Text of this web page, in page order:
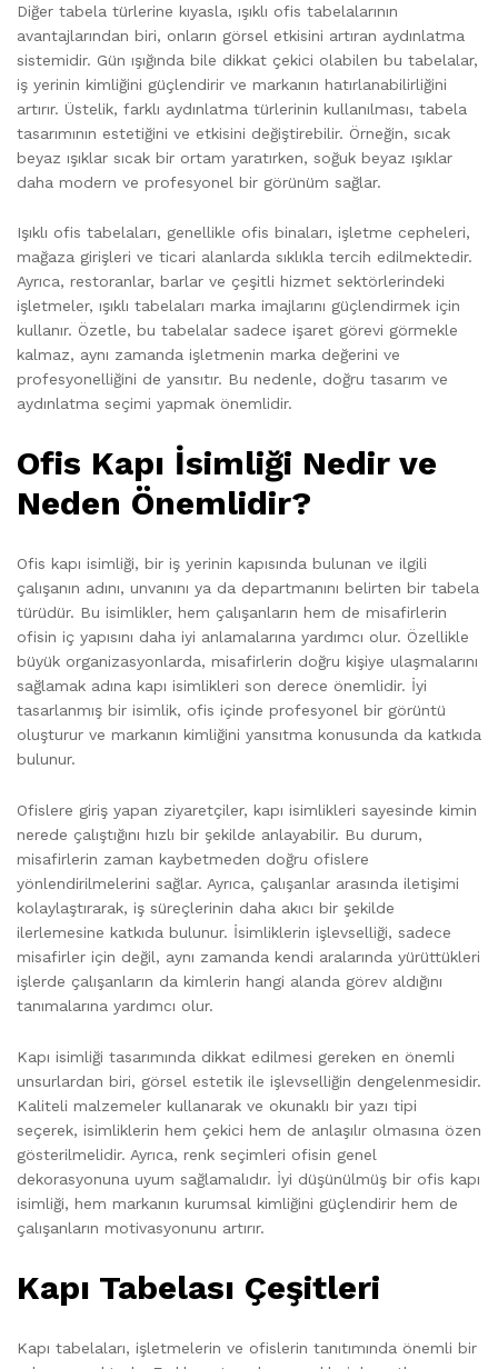
Diğer tabela türlerine kıyasla, ışıklı ofis tabelalarının
avantajlarından biri, onların görsel etkisini artıran aydınlatma
sistemidir. Gün ışığında bile dikkat çekici olabilen bu tabelalar,
iş yerinin kimliğini güçlendirir ve markanın hatırlanabilirliğini
artırır. Üstelik, farklı aydınlatma türlerinin kullanılması, tabela
tasarımının estetiğini ve etkisini değiştirebilir. Örneğin, sıcak
beyaz ışıklar sıcak bir ortam yaratırken, soğuk beyaz ışıklar
daha modern ve profesyonel bir görünüm sağlar.
Işıklı ofis tabelaları, genellikle ofis binaları, işletme cepheleri,
mağaza girişleri ve ticari alanlarda sıklıkla tercih edilmektedir.
Ayrıca, restoranlar, barlar ve çeşitli hizmet sektörlerindeki
işletmeler, ışıklı tabelaları marka imajlarını güçlendirmek için
kullanır. Özetle, bu tabelalar sadece işaret görevi görmekle
kalmaz, aynı zamanda işletmenin marka değerini ve
profesyonelliğini de yansıtır. Bu nedenle, doğru tasarım ve
aydınlatma seçimi yapmak önemlidir.
Ofis Kapı İsimliği Nedir ve
Neden Önemlidir?
Ofis kapı isimliği, bir iş yerinin kapısında bulunan ve ilgili
çalışanın adını, unvanını ya da departmanını belirten bir tabela
türüdür. Bu isimlikler, hem çalışanların hem de misafirlerin
ofisin iç yapısını daha iyi anlamalarına yardımcı olur. Özellikle
büyük organizasyonlarda, misafirlerin doğru kişiye ulaşmalarını
sağlamak adına kapı isimlikleri son derece önemlidir. İyi
tasarlanmış bir isimlik, ofis içinde profesyonel bir görüntü
oluşturur ve markanın kimliğini yansıtma konusunda da katkıda
bulunur.
Ofislere giriş yapan ziyaretçiler, kapı isimlikleri sayesinde kimin
nerede çalıştığını hızlı bir şekilde anlayabilir. Bu durum,
misafirlerin zaman kaybetmeden doğru ofislere
yönlendirilmelerini sağlar. Ayrıca, çalışanlar arasında iletişimi
kolaylaştırarak, iş süreçlerinin daha akıcı bir şekilde
ilerlemesine katkıda bulunur. İsimliklerin işlevselliği, sadece
misafirler için değil, aynı zamanda kendi aralarında yürüttükleri
işlerde çalışanların da kimlerin hangi alanda görev aldığını
tanımalarına yardımcı olur.
Kapı isimliği tasarımında dikkat edilmesi gereken en önemli
unsurlardan biri, görsel estetik ile işlevselliğin dengelenmesidir.
Kaliteli malzemeler kullanarak ve okunaklı bir yazı tipi
seçerek, isimliklerin hem çekici hem de anlaşılır olmasına özen
gösterilmelidir. Ayrıca, renk seçimleri ofisin genel
dekorasyonuna uyum sağlamalıdır. İyi düşünülmüş bir ofis kapı
isimliği, hem markanın kurumsal kimliğini güçlendirir hem de
çalışanların motivasyonunu artırır.
Kapı Tabelası Çeşitleri
Kapı tabelaları, işletmelerin ve ofislerin tanıtımında önemli bir